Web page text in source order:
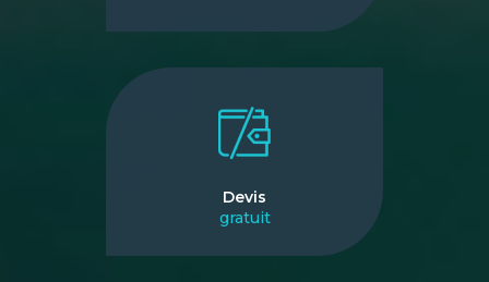
Devis
gratuit